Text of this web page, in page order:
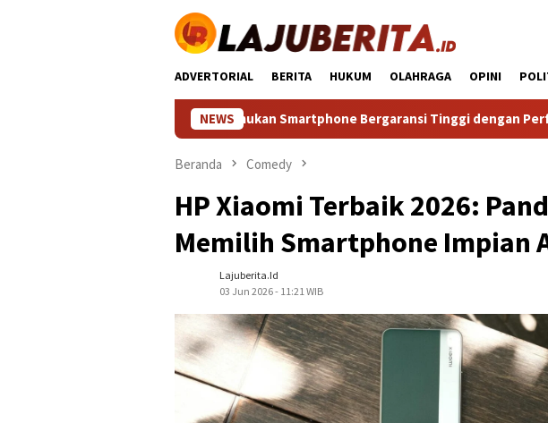
ADVERTORIAL BERITA HUKUM OLAHRAGA OPINI
NEWS
Spek Dewa: Temukan Smartphone Bergaransi Tinggi dengan Performa Super Tanpa
Beranda Comedy
HP Xiaomi Terbaik 2026:
Memilih Smartphone Impian
Lajuberita.id
03 Jun 2026 - 11:21 WIB